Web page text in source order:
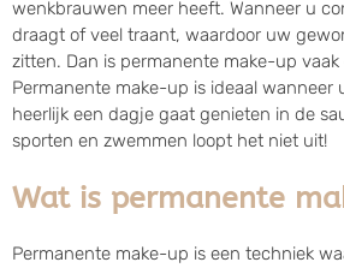
wenkbrauwen meer heeft. Wanneer u
draagt of veel traant, waardoor uw
zitten. Dan is permanente make-up vaak
Permanente make-up is ideaal wanneer
heerlijk een dagje gaat genieten in de
sporten en zwemmen loopt het niet uit!
Wat is permanente
Permanente make-up is een techniek